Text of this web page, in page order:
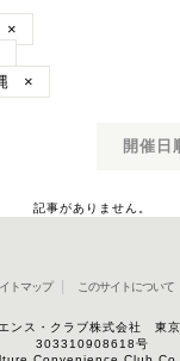
×
×
開催日
記事がありません。
トマップ このサイトについて
エンス・クラブ株式会社 東
303310908618号